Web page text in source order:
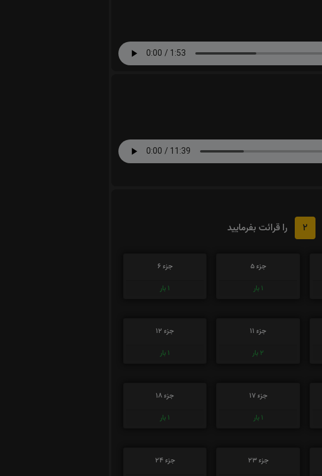
2 را قرائت بفرمایید
جزء 5
1 بار
جزء 6
1 بار
جزء 11
2 بار
جزء 12
1 بار
جزء 17
1 بار
جزء 18
1 بار
جزء 23 جزء 24